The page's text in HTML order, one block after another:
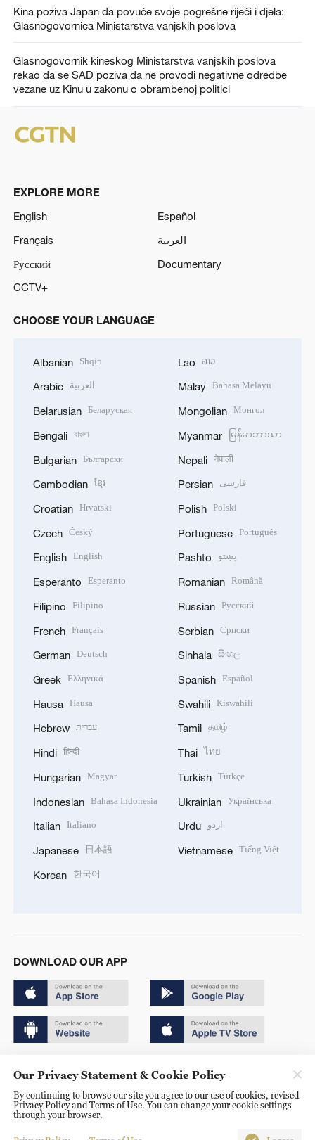
Kina poziva Japan da povuče svoje pogrešne riječi i djela:
Glasnogovornica Ministarstva vanjskih poslova
Glasnogovornik kineskog Ministarstva vanjskih poslova
rekao da se SAD poziva da ne provodi negativne odredbe
vezane uz Kinu u zakonu o obrambenoj politici
EXPLORE MORE
English
Español
Français
العربية
Русский
Documentary
CCTV+
CHOOSE YOUR LANGUAGE
Albanian Shqip
Arabic العربية
Belarusian Беларуская
Bengali বাংলা
Bulgarian Български
Cambodian ខ្មែរ
Croatian Hrvatski
Czech Český
English English
Esperanto Esperanto
Filipino Filipino
French Français
German Deutsch
Greek Ελληνικά
Hausa Hausa
Hebrew עברית
Hindi हिन्दी
Hungarian Magyar
Indonesian Bahasa Indonesia
Italian Italiano
Japanese 日本語
Korean 한국어
Lao ລາວ
Malay Bahasa Melayu
Mongolian Монгол
Myanmar မြန်မာဘာသာ
Nepali नेपाली
Persian فارسی
Polish Polski
Portuguese Português
Pashto پښتو
Romanian Română
Russian Русский
Serbian Српски
Sinhala සිංහල
Spanish Español
Swahili Kiswahili
Tamil தமிழ்
Thai ไทย
Turkish Türkçe
Ukrainian Українська
Urdu اردو
Vietnamese Tiếng Việt
DOWNLOAD OUR APP
京ICP备20000184号
京公网安备 11010502050052号
Disinformation report hotline: 010-85061466
Our Privacy Statement & Cookie Policy
By continuing to browse our site you agree to our use of cookies, revised
Privacy Policy and Terms of Use. You can change your cookie settings
through your browser.